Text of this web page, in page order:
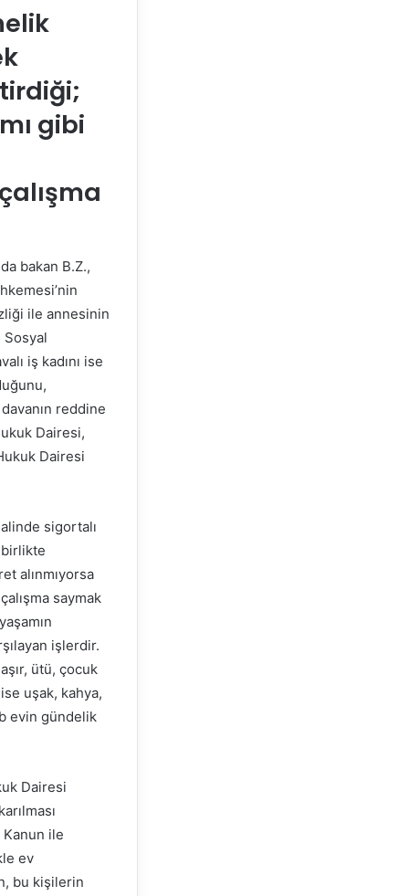
gibi
bakan B.Z.,
ile annesinin
Sosyal
iş kadını ise
reddine
Dairesi,
Dairesi
sigortalı
birlikte
alınmıyorsa
saymak
işlerdir.
ütü, çocuk
uşak, kahya,
evin gündelik
Dairesi
ile
ev
bu kişilerin